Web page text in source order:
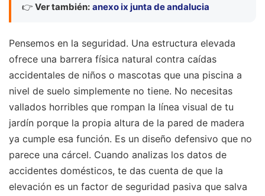
👉 Ver también: anexo ix junta de andalucia
Pensemos en la seguridad. Una estructura elevada
ofrece una barrera física natural contra caídas
accidentales de niños o mascotas que una piscina a
nivel de suelo simplemente no tiene. No necesitas
vallados horribles que rompan la línea visual de tu
jardín porque la propia altura de la pared de madera
ya cumple esa función. Es un diseño defensivo que no
parece una cárcel. Cuando analizas los datos de
accidentes domésticos, te das cuenta de que la
elevación es un factor de seguridad pasiva que salva